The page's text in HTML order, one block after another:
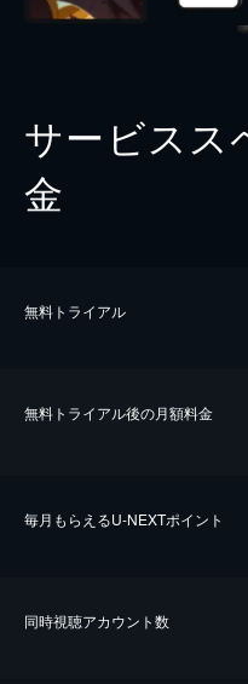
サービスス
金
無料トライアル
無料トライアル後の⽉額料金
毎⽉もらえるU-NEXTポイント
同時視聴アカウント数